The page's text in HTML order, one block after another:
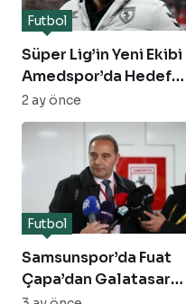
Süper Lig’in Yeni Ekibi
Amedspor’da Hedef
Thomas Reis:
Görüşme Bugün!
Futbol
2 ay önce
Samsunspor’da Fuat
Çapa’dan Galatasaray
Futbol